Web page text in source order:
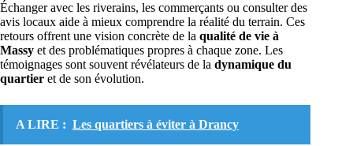
Échanger avec les riverains, les commerçants ou consulter des
avis locaux aide à mieux comprendre la réalité du terrain. Ces
retours offrent une vision concrète de la qualité de vie à
Massy et des problématiques propres à chaque zone. Les
témoignages sont souvent révélateurs de la dynamique du
quartier et de son évolution.
A LIRE : Les quartiers à éviter à Drancy